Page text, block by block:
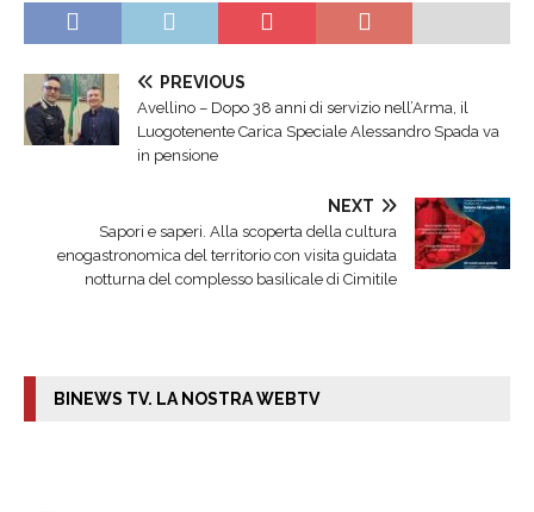
PREVIOUS
Avellino – Dopo 38 anni di servizio nell’Arma, il
Luogotenente Carica Speciale Alessandro Spada va
in pensione
NEXT
Sapori e saperi. Alla scoperta della cultura
enogastronomica del territorio con visita guidata
notturna del complesso basilicale di Cimitile
BINEWS TV. LA NOSTRA WEBTV